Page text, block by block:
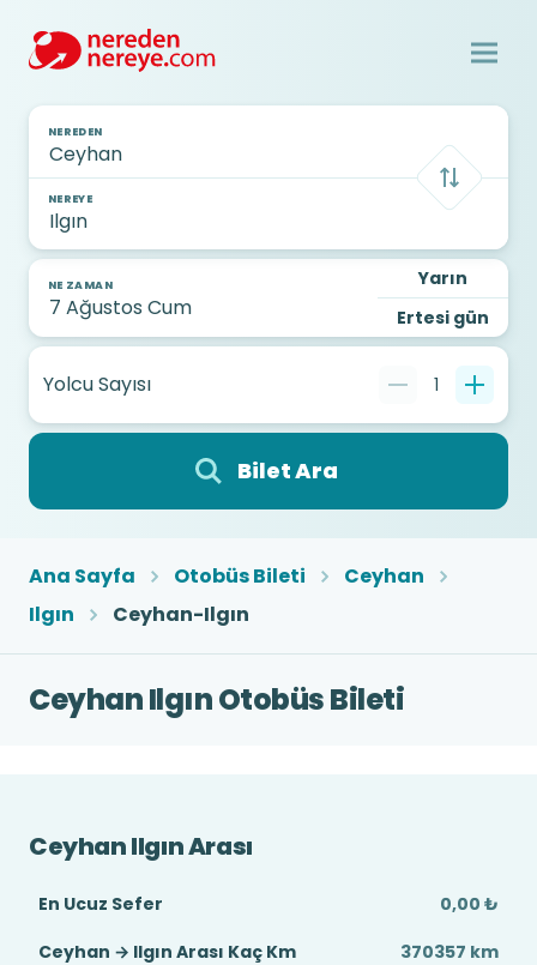
NEREDEN
NEREYE
NE ZAMAN
Yarın
Ertesi gün
Yolcu Sayısı 1
Bilet Ara
Ana Sayfa Otobüs Bileti
Ceyhan
Ilgın
Ceyhan-Ilgın
Ceyhan Ilgın Otobüs Bileti
Ceyhan Ilgın Arası
En Ucuz Sefer
0,00 ₺
Ceyhan → Ilgın Arası Kaç Km
370357 km